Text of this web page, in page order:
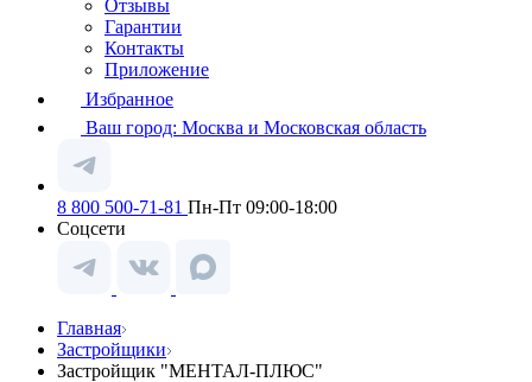
Отзывы
Гарантии
Контакты
Приложение
Избранное
Ваш город: Москва и Московская область
8 800 500-71-81 Пн-Пт 09:00-18:00
Соцсети
Главная
Застройщики
Застройщик "МЕНТАЛ-ПЛЮС"